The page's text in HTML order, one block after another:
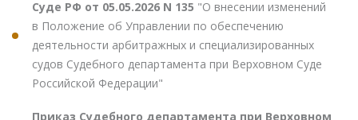
Суде РФ от 05.05.2026 N 135 "О внесении изменений
в Положение об Управлении по обеспечению
деятельности арбитражных и специализированных
судов Судебного департамента при Верховном Суде
Российской Федерации"
Приказ Судебного департамента при Верховном